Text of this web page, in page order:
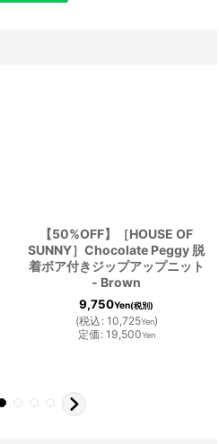
【50%OFF】［HOUSE OF
SUNNY］Chocolate Peggy 脱
着ボア付きジップアップニット
- Brown
9,750Yen(税別)
(税込 : 10,725Yen)
定価 : 19,500Yen